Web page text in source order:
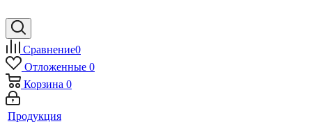
Сравнение0
Отложенные 0
Корзина 0
Продукция